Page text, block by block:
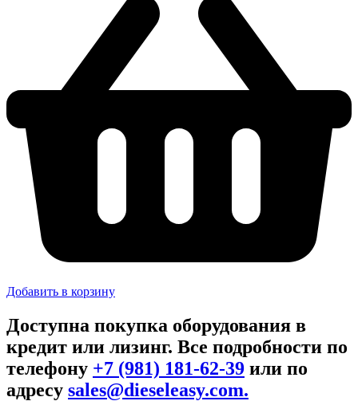
Добавить в корзину
Доступна покупка оборудования в
кредит или лизинг. Все подробности по
телефону +7 (981) 181-62-39 или по
адресу sales@dieseleasy.com.